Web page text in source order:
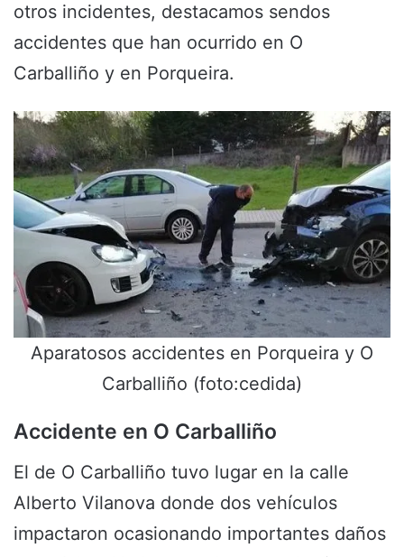
otros incidentes, destacamos sendos
accidentes que han ocurrido en O
Carballiño y en Porqueira.
Aparatosos accidentes en Porqueira y O
Carballiño (foto:cedida)
Accidente en O Carballiño
El de O Carballiño tuvo lugar en la calle
Alberto Vilanova donde dos vehículos
impactaron ocasionando importantes daños